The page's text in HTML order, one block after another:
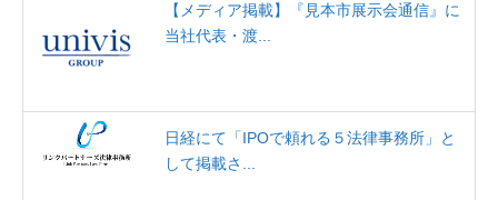
【メディア掲載】『見本市展示会通信』に
当社代表・渡...
日経にて「IPOで頼れる５法律事務所」と
して掲載さ...